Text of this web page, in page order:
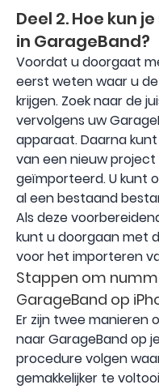
Deel 2. Hoe kun
in GarageBand?
Voordat u doorgaat
eerst weten waar u
krijgen. Zoek naar de
vervolgens uw
apparaat. Daarna
van een nieuw
geïmporteerd. U kunt
al een bestaand
Als deze
kunt u doorgaan met
voor het importeren
Stappen om
GarageBand op
Er zijn twee manieren
naar GarageBand op
procedure volgen
gemakkelijker te